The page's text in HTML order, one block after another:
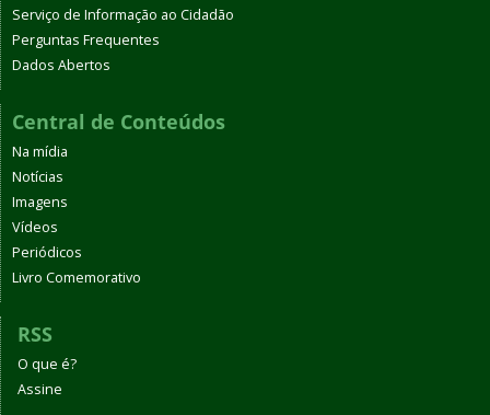
Serviço de Informação ao Cidadão
Perguntas Frequentes
Dados Abertos
Central de Conteúdos
Na mídia
Notícias
Imagens
Vídeos
Periódicos
Livro Comemorativo
RSS
O que é?
Assine